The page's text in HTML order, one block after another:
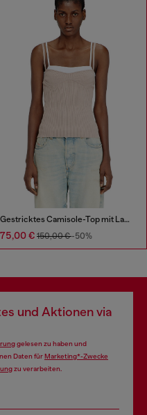
Gestricktes Camisole-Top mit Lagenoptik
75,00 € 150,00 €-50%
und Aktionen via
gelesen zu haben und
Daten fürMarketing*-Zwecke
zu verarbeiten.